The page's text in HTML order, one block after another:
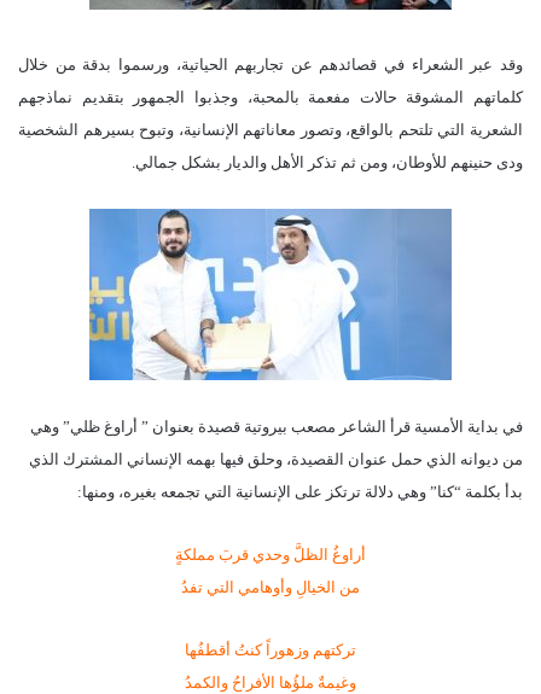
وقد عبر الشعراء في قصائدهم عن تجاربهم الحياتية، ورسموا بدقة من خلال
كلماتهم المشوقة حالات مفعمة بالمحبة، وجذبوا الجمهور بتقديم نماذجهم
الشعرية التي تلتحم بالواقع، وتصور معاناتهم الإنسانية، وتبوح بسيرهم الشخصية
ودى حنينهم للأوطان، ومن ثم تذكر الأهل والديار بشكل جمالي.
في بداية الأمسية قرأ الشاعر مصعب بيروتية قصيدة بعنوان ” أراوغ ظلي” وهي
من ديوانه الذي حمل عنوان القصيدة، وحلق فيها بهمه الإنساني المشترك الذي
بدأ بكلمة “كنا” وهي دلالة ترتكز على الإنسانية التي تجمعه بغيره، ومنها:
أراوغُ الظلَّ وحدي قربَ مملكةٍ
من الخيالِ وأوهامي التي تفدُ
تركتهم وزهوراً كنتُ أقطفُها
وغيمةٌ ملؤُها الأفراحُ والكمدُ